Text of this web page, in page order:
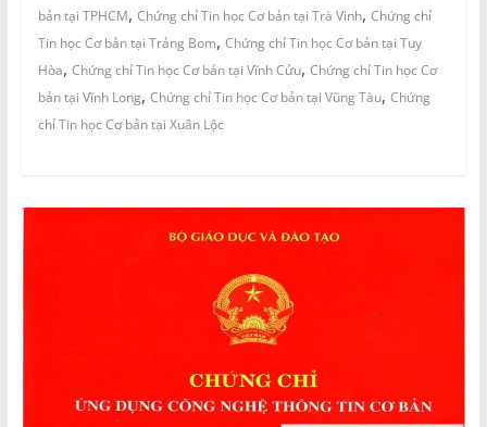
bản tại TPHCM, Chứng chỉ Tin học Cơ bản tại Trà Vinh, Chứng chỉ
Tin học Cơ bản tại Trảng Bom, Chứng chỉ Tin học Cơ bản tại Tuy
Hòa, Chứng chỉ Tin học Cơ bản tại Vĩnh Cửu, Chứng chỉ Tin học Cơ
bản tại Vĩnh Long, Chứng chỉ Tin học Cơ bản tại Vũng Tàu, Chứng
chỉ Tin học Cơ bản tại Xuân Lộc